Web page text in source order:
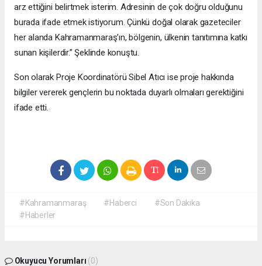
arz ettiğini belirtmek isterim. Adresinin de çok doğru olduğunu
burada ifade etmek istiyorum. Çünkü doğal olarak gazeteciler
her alanda Kahramanmaraş’ın, bölgenin, ülkenin tanıtımına katkı
sunan kişilerdir.” Şeklinde konuştu.
Son olarak Proje Koordinatörü Sibel Atıcı ise proje hakkında
bilgiler vererek gençlerin bu noktada duyarlı olmaları gerektiğini
ifade etti.
#Kahramanmaraş #Haberci
#Son Dakika
#Haberler
Okuyucu Yorumları (0)